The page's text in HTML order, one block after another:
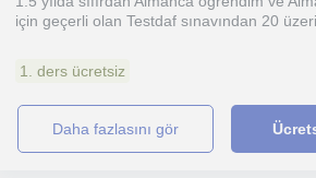
için geçerli olan Testdaf sınavından 20
1. ders ücretsiz
daha fazlasını gör